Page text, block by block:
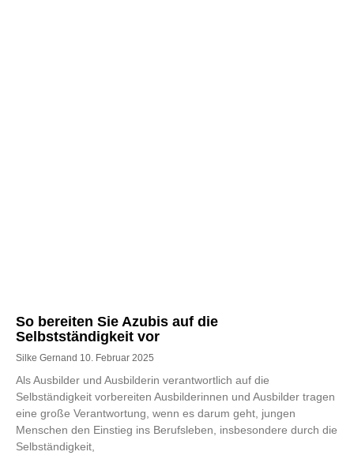
So bereiten Sie Azubis auf die
Selbstständigkeit vor
Silke Gernand 10. Februar 2025
Als Ausbilder und Ausbilderin verantwortlich auf die
Selbständigkeit vorbereiten Ausbilderinnen und Ausbilder tragen
eine große Verantwortung, wenn es darum geht, jungen
Menschen den Einstieg ins Berufsleben, insbesondere durch die
Selbständigkeit,